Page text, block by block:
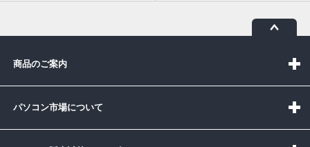
商品のご案内
パソコン市場について